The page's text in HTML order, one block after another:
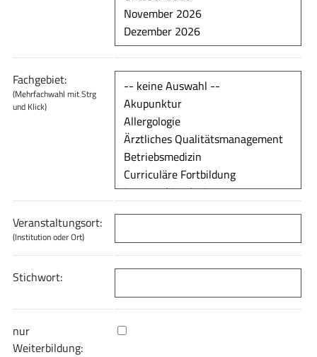
Fachgebiet:
(Mehrfachwahl mit Strg
und Klick)
Veranstaltungsort:
(Institution oder Ort)
Stichwort:
nur
Weiterbildung: